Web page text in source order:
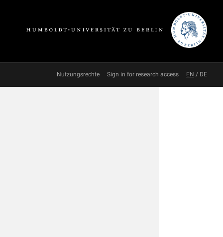
Nutzungsrechte Sign in for research access EN / DE